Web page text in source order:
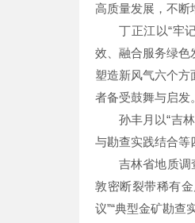
高质量发展，不断
丁正江以“牢
效、融合服务绿色
塑造新风气六个
者备受鼓舞与启发。
孙丰月以“吉
与勘查实践结合等
吉林省地质调
敦密断裂带稀有
议”“典型金矿勘查